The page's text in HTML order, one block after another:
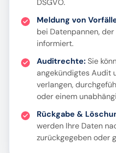
DSGVO.
Meldung von
bei Datenpannen, der
informiert.
Auditrechte:Sie
angekündigtes Audit
verlangen,
oder einem
Rückgabe &
werden Ihre Daten
zurückgegeben oder